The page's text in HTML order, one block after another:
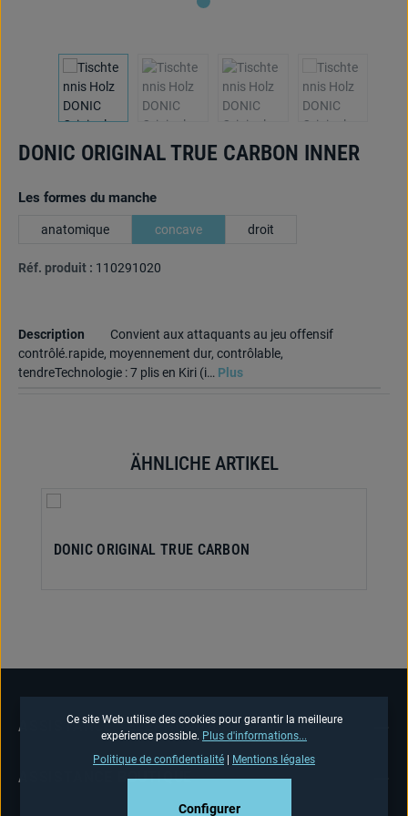
DONIC ORIGINAL TRUE CARBON INNER
Sélectionnez
Les formes du manche
anatomique concave droit
Réf. produit : 110291020
Description
Convient aux attaquants au jeu offensif
contrôlé.rapide, moyennement dur, contrôlable,
tendreTechnologie : 7 plis en Kiri (i… Plus
Ignorer la galerie de produitsÄHNLICHE ARTIKEL
DONIC ORIGINAL TRUE CARBON
ASSISTANCE TÉLÉPHONIQUE
ASSISTANCE BOUTIQUE
Ce site Web utilise des cookies pour garantir la meilleure
expérience possible. Plus d'informations...
Politique de confidentialité
Mentions légales
Configurer